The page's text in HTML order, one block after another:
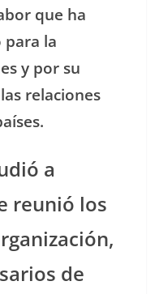
que ha
para la
y por su
relaciones
a
reunió los
de